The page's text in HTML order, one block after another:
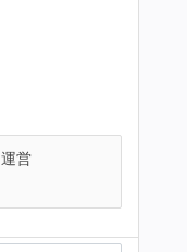
営